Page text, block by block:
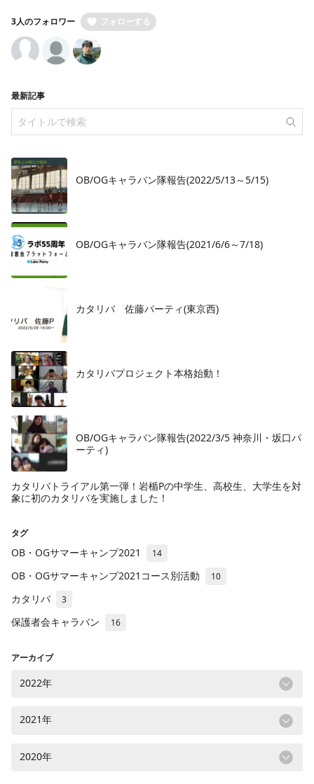
3人のフォロワー フォローする
最新記事
OB/OGキャラバン隊報告(2022/5/13～5/15)
OB/OGキャラバン隊報告(2021/6/6～7/18)
カタリバ 佐藤パーティ(東京西)
カタリバプロジェクト本格始動！
OB/OGキャラバン隊報告(2022/3/5 神奈川・坂口パ
ーティ)
カタリバトライアル第一弾！岩楯Pの中学生、高校生、大学生を対
象に初のカタリバを実施しました！
タグ
OB・OGサマーキャンプ2021 14
OB・OGサマーキャンプ2021コース別活動 10
カタリバ 3
保護者会キャラバン 16
アーカイブ
2022年
2021年
2020年